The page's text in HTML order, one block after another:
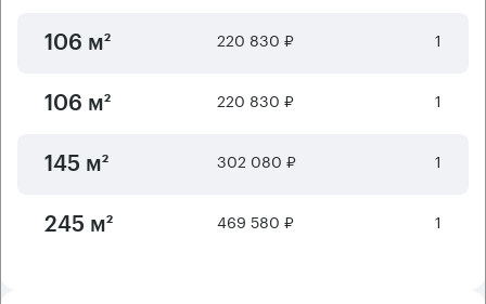
106 м² 220 830 ₽ 1
106 м² 220 830 ₽ 1
145 м² 302 080 ₽ 1
245 м² 469 580 ₽ 1